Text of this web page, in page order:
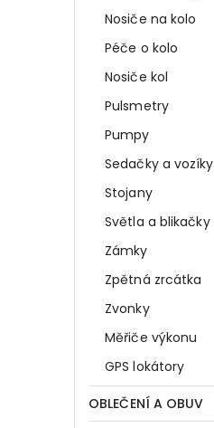
Nosiče na kolo
Péče o kolo
Nosiče kol
Pulsmetry
Pumpy
Sedačky a vozíky
Stojany
Světla a blikačky
Zámky
Zpětná zrcátka
Zvonky
Měřiče výkonu
GPS lokátory
OBLEČENÍ A OBUV